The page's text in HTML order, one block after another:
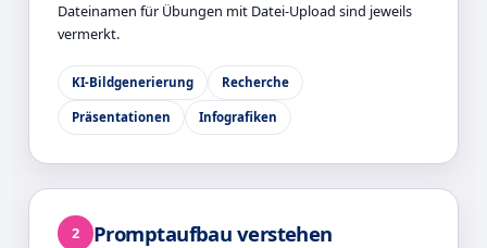
Dateinamen für Übungen mit Datei-Upload sind jeweils
vermerkt.
KI-Bildgenerierung Recherche
Präsentationen Infografiken
2 Promptaufbau verstehen